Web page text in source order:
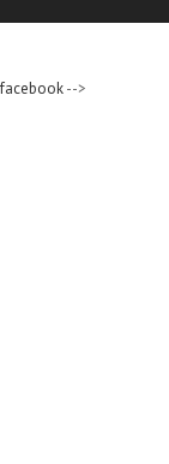
facebook-->